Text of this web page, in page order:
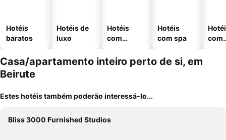
Hotéis
baratos
Hotéis de
luxo
Hotéis
com
Hotéis
com spa
com
Casa/apartamento inteiro perto de si, em
Beirute
Estes hotéis também poderão interessá-lo...
Bliss 3000 Furnished Studios